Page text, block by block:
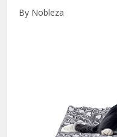
By Nobleza